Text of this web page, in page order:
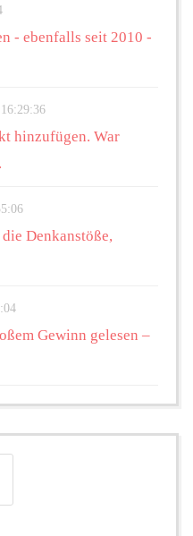
- ebenfalls seit 2010 -
hinzufügen. War
Denkanstöße,
Gewinn gelesen –